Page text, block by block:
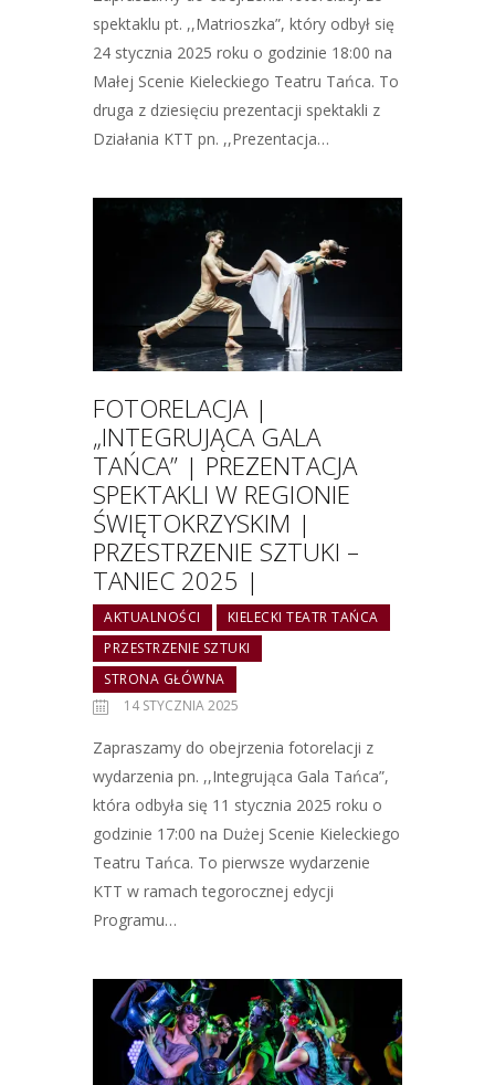
spektaklu pt. ,,Matrioszka”, który odbył się
24 stycznia 2025 roku o godzinie 18:00 na
Małej Scenie Kieleckiego Teatru Tańca. To
druga z dziesięciu prezentacji spektakli z
Działania KTT pn. ,,Prezentacja…
FOTORELACJA |
„INTEGRUJĄCA GALA
TAŃCA” | PREZENTACJA
SPEKTAKLI W REGIONIE
ŚWIĘTOKRZYSKIM |
PRZESTRZENIE SZTUKI –
TANIEC 2025 |
AKTUALNOŚCI
KIELECKI TEATR TAŃCA
PRZESTRZENIE SZTUKI
STRONA GŁÓWNA
14 STYCZNIA 2025
Zapraszamy do obejrzenia fotorelacji z
wydarzenia pn. ,,Integrująca Gala Tańca”,
która odbyła się 11 stycznia 2025 roku o
godzinie 17:00 na Dużej Scenie Kieleckiego
Teatru Tańca. To pierwsze wydarzenie
KTT w ramach tegorocznej edycji
Programu…